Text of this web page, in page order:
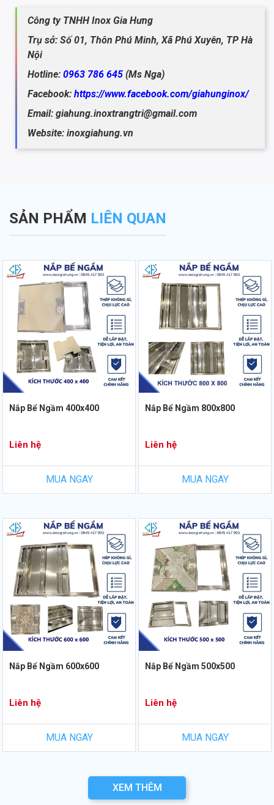
Công ty TNHH Inox Gia Hưng
Trụ sở: Số 01, Thôn Phú Minh, Xã Phú Xuyên, TP Hà
Nội
Hotline: 0963 786 645 (Ms Nga)
Facebook: https://www.facebook.com/giahunginox/
Email: giahung.inoxtrangtri@gmail.com
Website: inoxgiahung.vn
SẢN PHẨM LIÊN QUAN
Nắp Bể Ngầm 400x400
Liên hệ
MUA NGAY
Nắp Bể Ngầm 800x800
Liên hệ
MUA NGAY
Nắp Bể Ngầm 600x600
Liên hệ
MUA NGAY
Nắp Bể Ngầm 500x500
Liên hệ
MUA NGAY
XEM THÊM